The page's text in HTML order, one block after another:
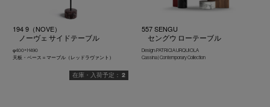
194 9（NOVE）
ノーヴェ サイドテーブル
φ400× H490
天板・ベース＝マーブル（レッドラヴァント）
2
557 SENGU
セングウ ローテーブル
Design :PATRICIA URQUIOLA
Cassina | Contemporary Collection